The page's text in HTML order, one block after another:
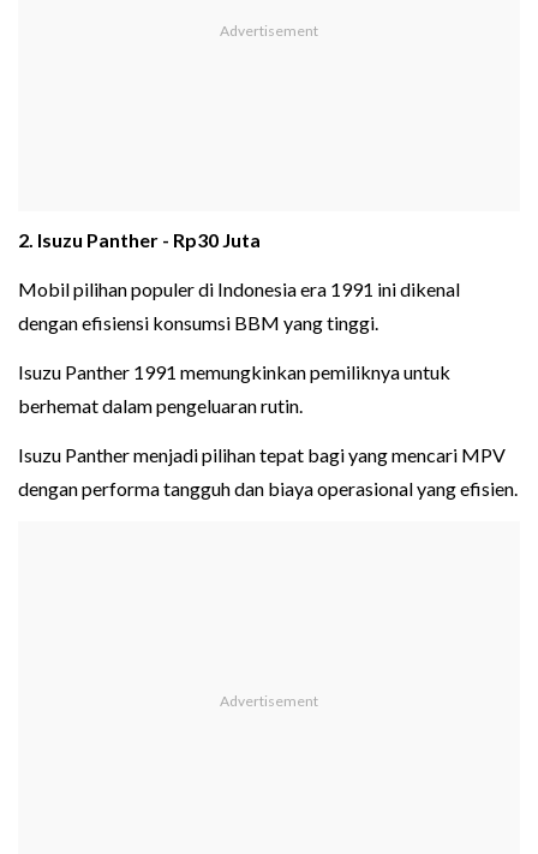
2. Isuzu Panther - Rp30 Juta
Mobil pilihan populer di Indonesia era 1991 ini dikenal
dengan efisiensi konsumsi BBM yang tinggi.
Isuzu Panther 1991 memungkinkan pemiliknya untuk
berhemat dalam pengeluaran rutin.
Isuzu Panther menjadi pilihan tepat bagi yang mencari MPV
dengan performa tangguh dan biaya operasional yang efisien.